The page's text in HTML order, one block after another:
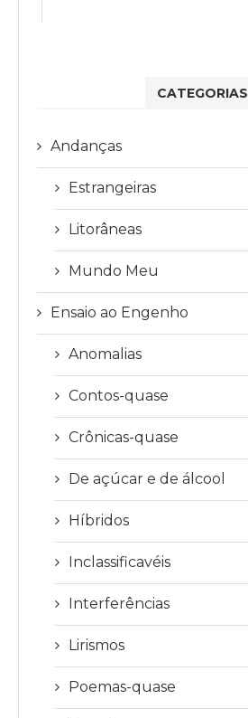
CATEGORIAS
Andanças
Estrangeiras
Litorâneas
Mundo Meu
Ensaio ao Engenho
Anomalias
Contos-quase
Crônicas-quase
De açúcar e de álcool
Híbridos
Inclassificavéis
Interferências
Lirismos
Poemas-quase